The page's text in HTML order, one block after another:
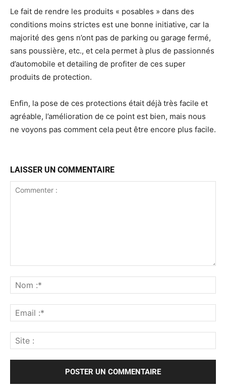
Le fait de rendre les produits « posables » dans des
conditions moins strictes est une bonne initiative, car la
majorité des gens n’ont pas de parking ou garage fermé,
sans poussière, etc., et cela permet à plus de passionnés
d’automobile et detailing de profiter de ces super
produits de protection.
Enfin, la pose de ces protections était déjà très facile et
agréable, l’amélioration de ce point est bien, mais nous
ne voyons pas comment cela peut être encore plus facile.
LAISSER UN COMMENTAIRE